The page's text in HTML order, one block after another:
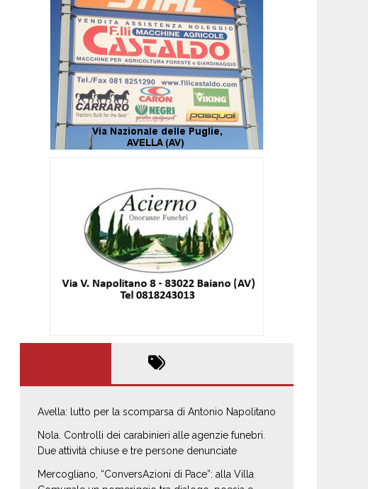
Avella: lutto per la scomparsa di Antonio Napolitano
Nola. Controlli dei carabinieri alle agenzie funebri.
Due attività chiuse e tre persone denunciate
Mercogliano, “ConversAzioni di Pace”: alla Villa